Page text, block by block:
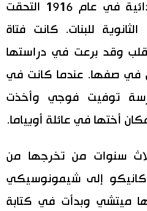
مدرسة سيتوزاكي الابتدائية في عام 1916 التحقت
للبنات. كانت فتاة
وقد برعت في دراستها
في صفها. عندما كانت في
توفيت فوجي وأخذت
أختها في عائلة أويياما.
بعد ثلاث سنوات من تخرجها من
كانيكو إلى شيمونوسيكي
ميتشي وبدأت في كتابة